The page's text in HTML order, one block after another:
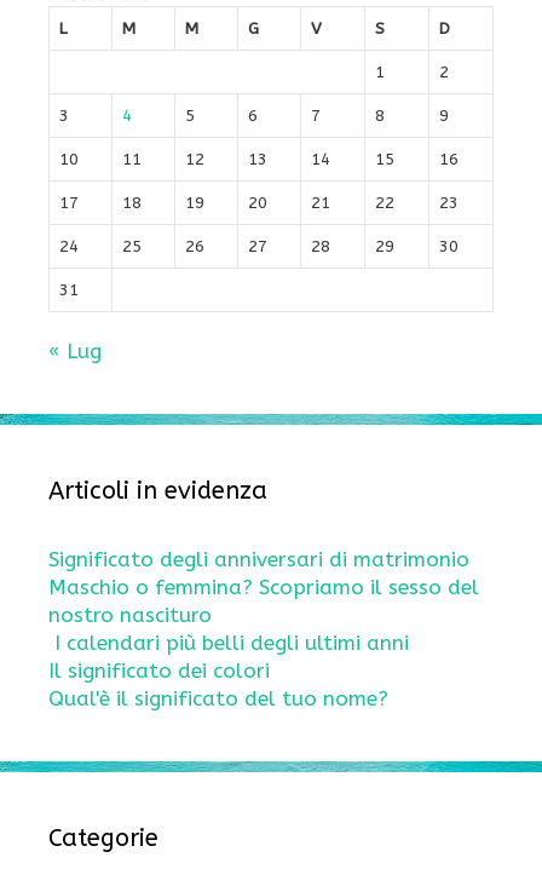
L
M M G V S D
1 2
3 4 5 6 7 8 9
10 11 12 13 14 15 16
17 18 19 20 21 22 23
24 25 26 27 28 29 30
31
« Lug
Articoli in evidenza
Significato degli anniversari di matrimonio
Maschio o femmina? Scopriamo il sesso del
nostro nascituro
I calendari più belli degli ultimi anni
Il significato dei colori
Qual'è il significato del tuo nome?
Categorie